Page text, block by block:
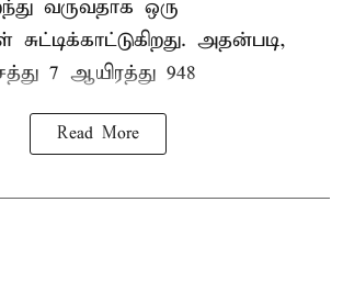
வருவதாக ஒரு
சுட்டிக்காட்டுகிறது. அதன்படி,
7 ஆயிரத்து 948
Read More